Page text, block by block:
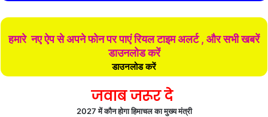
हमारे नए ऐप से अपने फोन पर पाएं रियल टाइम अलर्ट , और सभी खबरें
डाउनलोड करें
डाउनलोड करें
जवाब जरूर दे
2027 में कौन होगा हिमाचल का मुख्य मंत्री